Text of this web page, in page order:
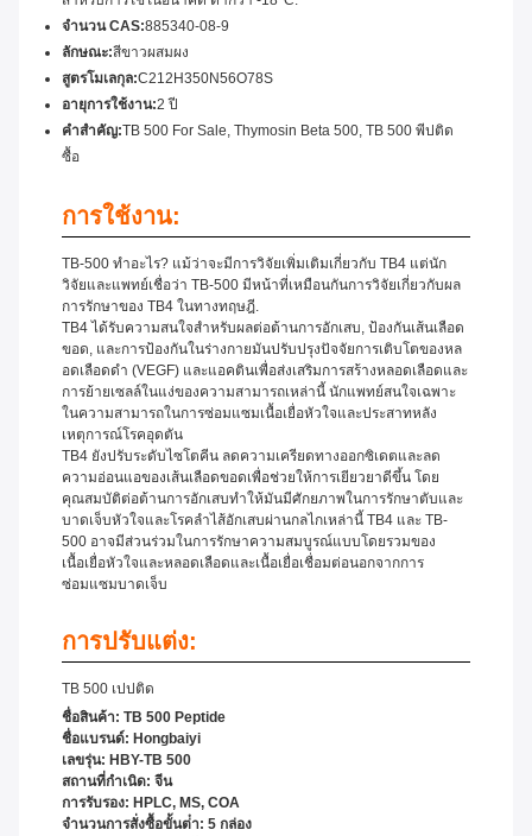
จํานวน CAS:885340-08-9
ลักษณะ:สีขาวผสมผง
สูตรโมเลกุล:C212H350N56O78S
อายุการใช้งาน:2 ปี
คําสําคัญ:TB 500 For Sale, Thymosin Beta 500, TB 500 พีปติด
ซื้อ
การใช้งาน:
TB-500 ทําอะไร? แม้ว่าจะมีการวิจัยเพิ่มเติมเกี่ยวกับ TB4 แต่นัก
วิจัยและแพทย์เชื่อว่า TB-500 มีหน้าที่เหมือนกันการวิจัยเกี่ยวกับผล
การรักษาของ TB4 ในทางทฤษฎี.
TB4 ได้รับความสนใจสําหรับผลต่อต้านการอักเสบ, ป้องกันเส้นเลือด
ขอด, และการป้องกันในร่างกายมันปรับปรุงปัจจัยการเติบโตของหล
อดเลือดดํา (VEGF) และแอคตินเพื่อส่งเสริมการสร้างหลอดเลือดและ
การย้ายเซลล์ในแง่ของความสามารถเหล่านี้ นักแพทย์สนใจเฉพาะ
ในความสามารถในการซ่อมแซมเนื้อเยื่อหัวใจและประสาทหลัง
เหตุการณ์โรคอุดตัน
TB4 ยังปรับระดับไซโตคีน ลดความเครียดทางออกซิเดตและลด
ความอ่อนแอของเส้นเลือดขอดเพื่อช่วยให้การเยียวยาดีขึ้น โดย
คุณสมบัติต่อต้านการอักเสบทําให้มันมีศักยภาพในการรักษาตับและ
บาดเจ็บหัวใจและโรคลําไส้อักเสบผ่านกลไกเหล่านี้ TB4 และ TB-
500 อาจมีส่วนร่วมในการรักษาความสมบูรณ์แบบโดยรวมของ
เนื้อเยื่อหัวใจและหลอดเลือดและเนื้อเยื่อเชื่อมต่อนอกจากการ
ซ่อมแซมบาดเจ็บ
การปรับแต่ง:
TB 500 เปปติด
ชื่อสินค้า: TB 500 Peptide
ชื่อแบรนด์: Hongbaiyi
เลขรุ่น: HBY-TB 500
สถานที่กําเนิด: จีน
การรับรอง: HPLC, MS, COA
จํานวนการสั่งซื้อขั้นต่ํา: 5 กล่อง